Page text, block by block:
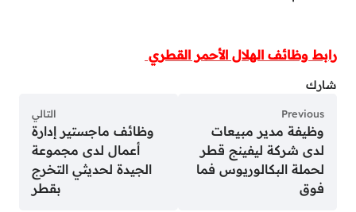
رابط وظائف الهلال الأحمر القطري
شارك
Previous
وظيفة مدير مبيعات
لدى شركة ليفينج قطر
لحملة البكالوريوس فما
فوق
التالي
وظائف ماجستير إدارة
أعمال لدى مجموعة
الجيدة لحديثي التخرج
بقطر